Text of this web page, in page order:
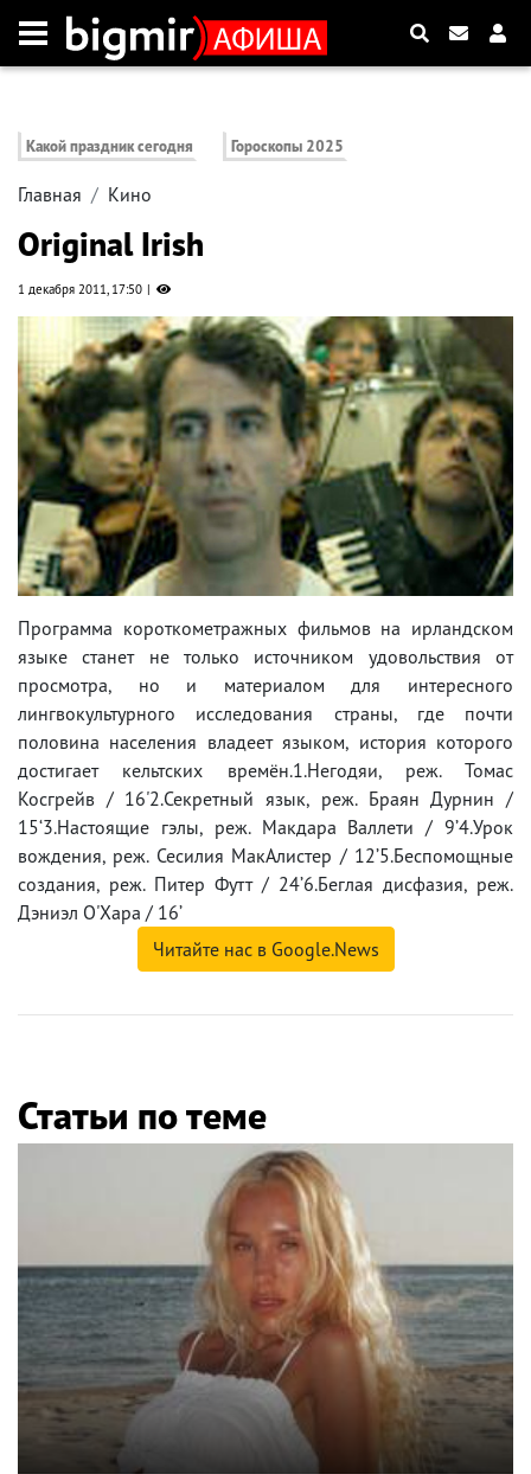
Какой праздник сегодня Гороскопы 2025
Главная Кино
Original Irish
1 декабря 2011, 17:50
Программа короткометражных фильмов на ирландском
языке станет не только источником удовольствия от
просмотра, но и материалом для интересного
лингвокультурного исследования страны, где почти
половина населения владеет языком, история которого
достигает кельтских времён.1.Негодяи, реж. Томас
Косгрейв / 16'2.Секретный язык, реж. Браян Дурнин /
15‘3.Настоящие гэлы, реж. Макдара Валлети / 9’4.Урок
вождения, реж. Сесилия МакАлистер / 12’5.Беспомощные
создания, реж. Питер Футт / 24’6.Беглая дисфазия, реж.
Дэниэл О'Хара / 16’
Читайте нас в Google.News
Статьи по теме